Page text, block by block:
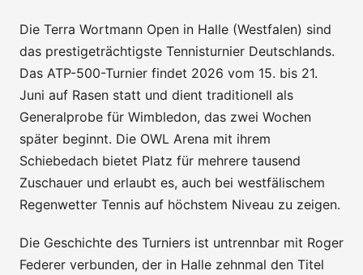
Die Terra Wortmann Open in Halle (Westfalen) sind
das prestigeträchtigste Tennisturnier Deutschlands.
Das ATP-500-Turnier findet 2026 vom 15. bis 21.
Juni auf Rasen statt und dient traditionell als
Generalprobe für Wimbledon, das zwei Wochen
später beginnt. Die OWL Arena mit ihrem
Schiebedach bietet Platz für mehrere tausend
Zuschauer und erlaubt es, auch bei westfälischem
Regenwetter Tennis auf höchstem Niveau zu zeigen.
Die Geschichte des Turniers ist untrennbar mit Roger
Federer verbunden, der in Halle zehnmal den Titel